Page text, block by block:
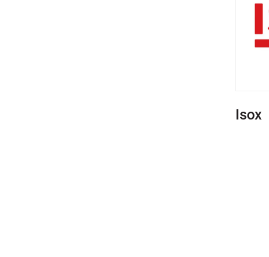
Isox